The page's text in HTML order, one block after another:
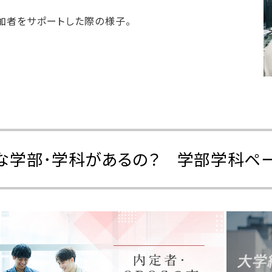
をサポートした際の様子。
学部･学科があるの？ 学部学科ペ